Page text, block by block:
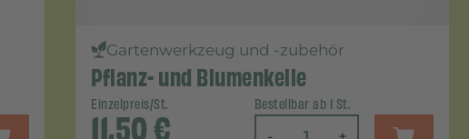
Gartenwerkzeug und -zubehör
Pflanz- und Blumenkelle
Einzelpreis/St. Bestellbar ab 1 St.